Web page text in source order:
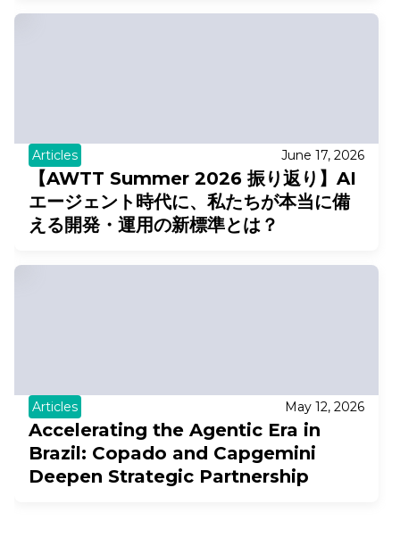
Articles June 17, 2026
【AWTT Summer 2026 振り返り】AI
エージェント時代に、私たちが本当に備
える開発・運用の新標準とは？
Articles May 12, 2026
Accelerating the Agentic Era in
Brazil: Copado and Capgemini
Deepen Strategic Partnership